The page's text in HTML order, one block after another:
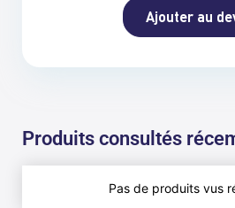
Ajouter au
Produits consultés
Pas de produits vus